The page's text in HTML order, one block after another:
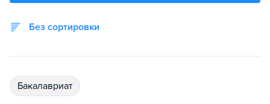
Без сортировки
бакалавриат